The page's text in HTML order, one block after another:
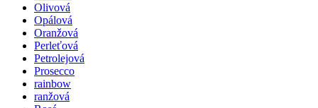
Olivová
Opálová
Oranžová
Perleťová
Petrolejová
Prosecco
rainbow
ranžová